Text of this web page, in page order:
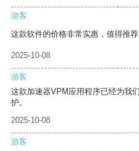
游客
这款软件的价格非常实惠，值得推荐
2025-10-08
游客
这款加速器VPM应用程序已经为我
护。
2025-10-08
游客